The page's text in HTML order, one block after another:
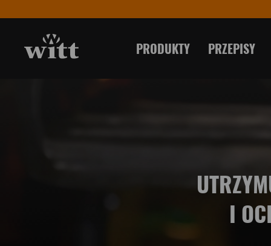
PRODUKTY PRZEPISY
I